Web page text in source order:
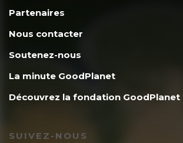
Partenaires
Nous contacter
Soutenez-nous
La minute GoodPlanet
Découvrez la fondation GoodPlanet
SUIVEZ-NOUS